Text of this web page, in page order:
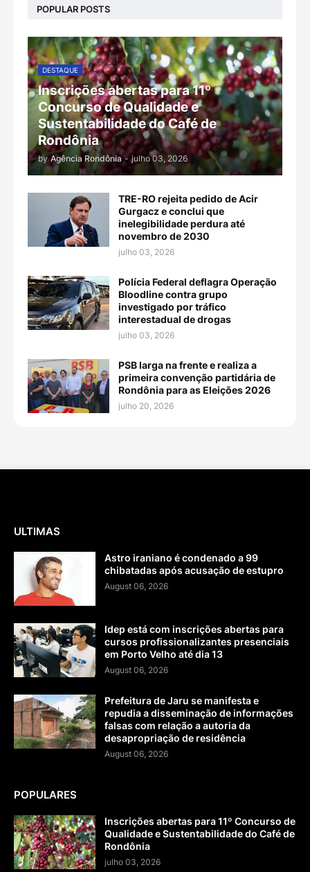
POPULAR POSTS
DESTAQUE
Inscrições abertas para 11º
Concurso de Qualidade e
Sustentabilidade do Café de
Rondônia
by Agência Rondônia - julho 03, 2026
TRE-RO rejeita pedido de Acir
Gurgacz e conclui que
inelegibilidade perdura até
novembro de 2030
julho 03, 2026
Polícia Federal deflagra Operação
Bloodline contra grupo
investigado por tráfico
interestadual de drogas
julho 03, 2026
PSB larga na frente e realiza a
primeira convenção partidária de
Rondônia para as Eleições 2026
julho 20, 2026
ULTIMAS
Astro iraniano é condenado a 99
chibatadas após acusação de estupro
August 06, 2026
Idep está com inscrições abertas para
cursos profissionalizantes presenciais
em Porto Velho até dia 13
August 06, 2026
Prefeitura de Jaru se manifesta e
repudia a disseminação de informações
falsas com relação a autoria da
desapropriação de residência
August 06, 2026
POPULARES
Inscrições abertas para 11º Concurso de
Qualidade e Sustentabilidade do Café de
Rondônia
julho 03, 2026